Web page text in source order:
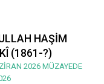
HAŞİM
(1861-?)
2026 MÜZAYEDE